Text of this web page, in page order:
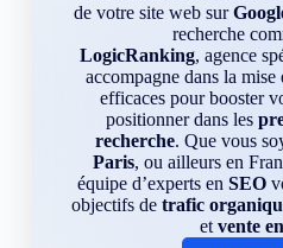
de votre site web sur
recherche
LogicRanking, agence
accompagne dans la
efficaces pour booster
positionner dans les
recherche. Que vous
Paris, ou ailleurs en
équipe d’experts en SEO
objectifs detrafic
etvente